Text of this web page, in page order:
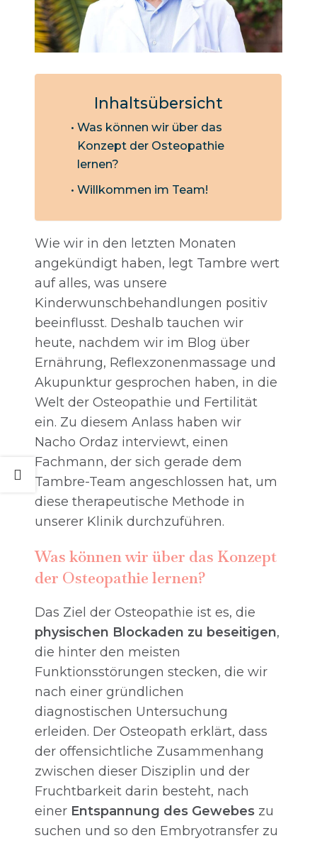
Inhaltsübersicht
Was können wir über das
Konzept der Osteopathie
lernen?
Willkommen im Team!
Wie wir in den letzten Monaten
angekündigt haben, legt Tambre wert
auf alles, was unsere
Kinderwunschbehandlungen positiv
beeinflusst. Deshalb tauchen wir
heute, nachdem wir im Blog über
Ernährung, Reflexzonenmassage und
Akupunktur gesprochen haben, in die
Welt der Osteopathie und Fertilität
ein. Zu diesem Anlass haben wir
Nacho Ordaz interviewt, einen
Fachmann, der sich gerade dem
Tambre-Team angeschlossen hat, um
diese therapeutische Methode in
unserer Klinik durchzuführen.
Was können wir über das Konzept
der Osteopathie lernen?
Das Ziel der Osteopathie ist es, die
physischen Blockaden zu beseitigen,
die hinter den meisten
Funktionsstörungen stecken, die wir
nach einer gründlichen
diagnostischen Untersuchung
erleiden. Der Osteopath erklärt, dass
der offensichtliche Zusammenhang
zwischen dieser Disziplin und der
Fruchtbarkeit darin besteht, nach
einer Entspannung des Gewebes zu
suchen und so den Embryotransfer zu